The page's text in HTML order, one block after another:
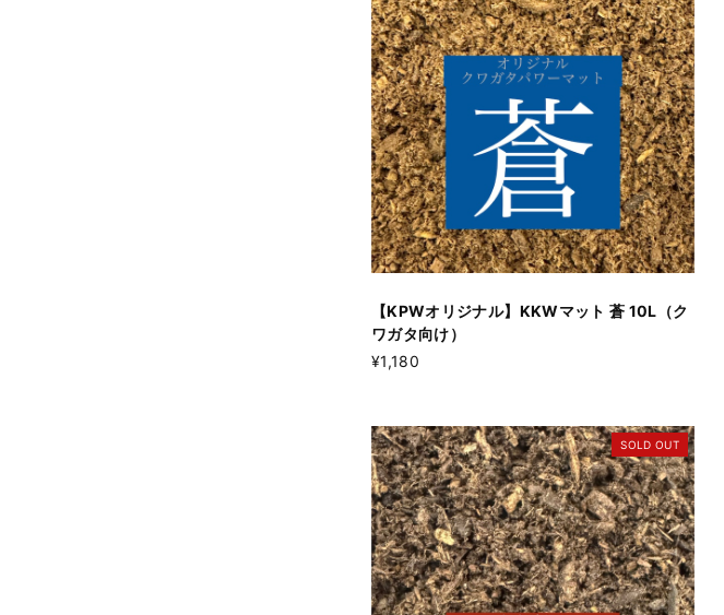
【KPWオリジナル】KKWマット 蒼 10L（ク
ワガタ向け）
¥1,180
SOLD OUT